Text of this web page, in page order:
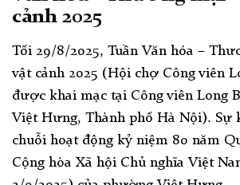
cảnh 2025
Tối 29/8/2025, Tuần Văn hóa –
vật cảnh 2025 (Hội chợ Công viên
được khai mạc tại Công viên Long
Việt Hưng, Thành phố Hà Nội). Sự
chuỗi hoạt động kỷ niệm 80 năm
Cộng hòa Xã hội Chủ nghĩa Việt